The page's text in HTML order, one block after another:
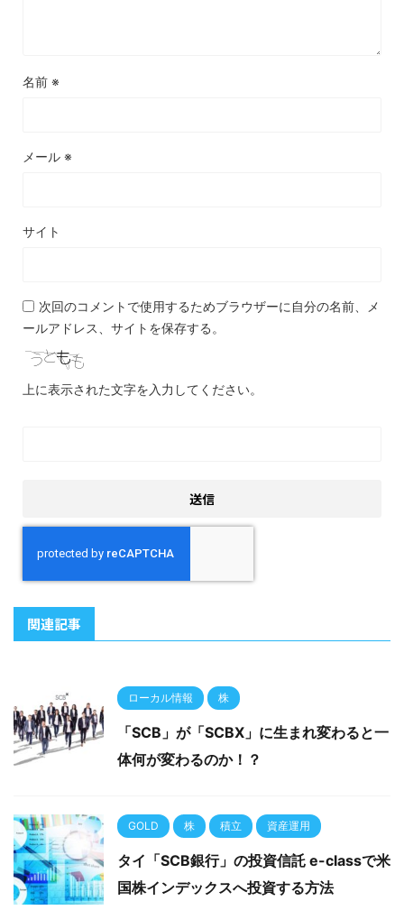
名前 ※
メール ※
サイト
次回のコメントで使用するためブラウザーに自分の名前、メ
ールアドレス、サイトを保存する。
上に表示された文字を入力してください。
関連記事
ローカル情報 株
「SCB」が「SCBX」に生まれ変わると一
体何が変わるのか！？
GOLD 株 積立 資産運用
タイ「SCB銀行」の投資信託 e-classで米
国株インデックスへ投資する方法